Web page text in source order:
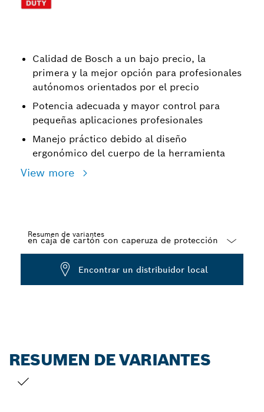
Calidad de Bosch a un bajo precio, la
primera y la mejor opción para profesionales
autónomos orientados por el precio
Potencia adecuada y mayor control para
pequeñas aplicaciones profesionales
Manejo práctico debido al diseño
ergonómico del cuerpo de la herramienta
View more
Resumen de variantes
Dropdown
Encontrar un distribuidor local
RESUMEN DE VARIANTES